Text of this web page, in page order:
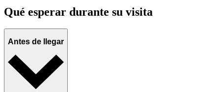
Qué esperar durante su visita
Antes de llegar